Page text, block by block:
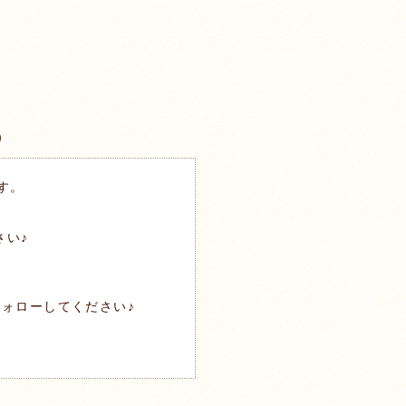
。
い♪
ローしてください♪